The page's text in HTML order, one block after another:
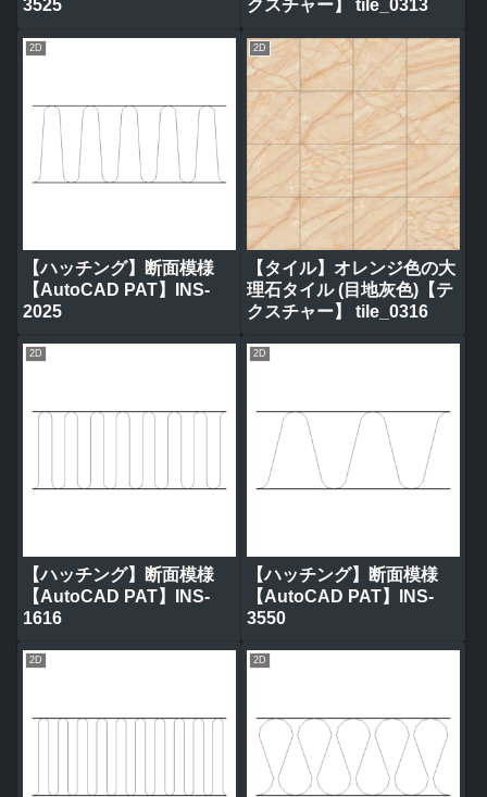
3525 クスチャー】 tile_0313
2D
【ハッチング】断面模様
【AutoCAD PAT】INS-
2025
2D
【タイル】オレンジ色の大
理石タイル (目地灰色)【テ
クスチャー】 tile_0316
2D
【ハッチング】断面模様
【AutoCAD PAT】INS-
1616
2D
【ハッチング】断面模様
【AutoCAD PAT】INS-
3550
2D 2D